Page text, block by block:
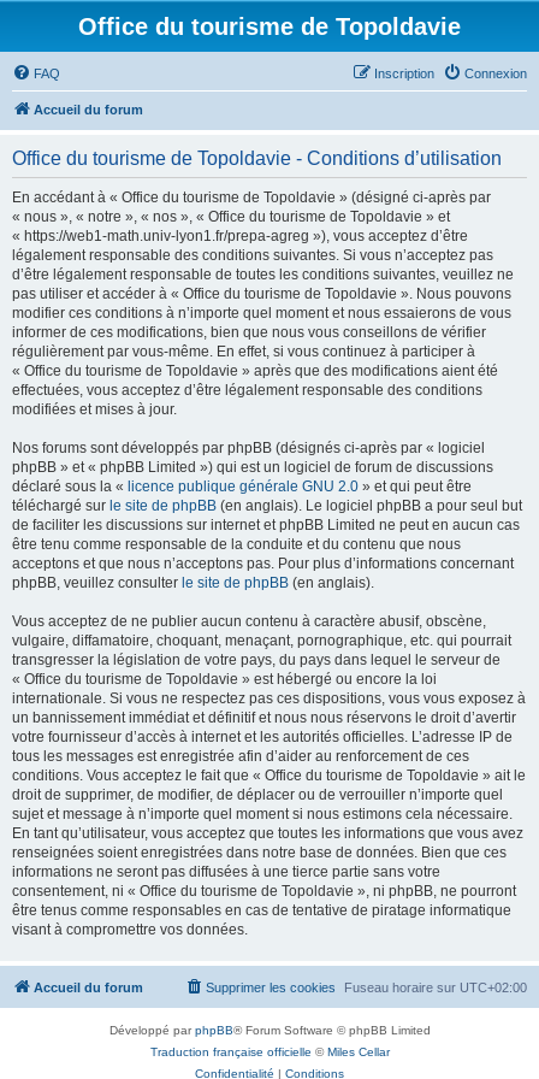
Office du tourisme de Topoldavie
FAQ Connexion
Inscription
Accueil du forum
Office du tourisme de Topoldavie - Conditions d’utilisation
En accédant à « Office du tourisme de Topoldavie » (désigné ci-après par
« nous », « notre », « nos », « Office du tourisme de Topoldavie » et
« https://web1-math.univ-lyon1.fr/prepa-agreg »), vous acceptez d’être
légalement responsable des conditions suivantes. Si vous n’acceptez pas
d’être légalement responsable de toutes les conditions suivantes, veuillez ne
pas utiliser et accéder à « Office du tourisme de Topoldavie ». Nous pouvons
modifier ces conditions à n’importe quel moment et nous essaierons de vous
informer de ces modifications, bien que nous vous conseillons de vérifier
régulièrement par vous-même. En effet, si vous continuez à participer à
« Office du tourisme de Topoldavie » après que des modifications aient été
effectuées, vous acceptez d’être légalement responsable des conditions
modifiées et mises à jour.
Nos forums sont développés par phpBB (désignés ci-après par « logiciel
phpBB » et « phpBB Limited ») qui est un logiciel de forum de discussions
déclaré sous la « licence publique générale GNU 2.0 » et qui peut être
téléchargé sur le site de phpBB (en anglais). Le logiciel phpBB a pour seul but
de faciliter les discussions sur internet et phpBB Limited ne peut en aucun cas
être tenu comme responsable de la conduite et du contenu que nous
acceptons et que nous n’acceptons pas. Pour plus d’informations concernant
phpBB, veuillez consulter le site de phpBB (en anglais).
Vous acceptez de ne publier aucun contenu à caractère abusif, obscène,
vulgaire, diffamatoire, choquant, menaçant, pornographique, etc. qui pourrait
transgresser la législation de votre pays, du pays dans lequel le serveur de
« Office du tourisme de Topoldavie » est hébergé ou encore la loi
internationale. Si vous ne respectez pas ces dispositions, vous vous exposez à
un bannissement immédiat et définitif et nous nous réservons le droit d’avertir
votre fournisseur d’accès à internet et les autorités officielles. L’adresse IP de
tous les messages est enregistrée afin d’aider au renforcement de ces
conditions. Vous acceptez le fait que « Office du tourisme de Topoldavie » ait le
droit de supprimer, de modifier, de déplacer ou de verrouiller n’importe quel
sujet et message à n’importe quel moment si nous estimons cela nécessaire.
En tant qu’utilisateur, vous acceptez que toutes les informations que vous avez
renseignées soient enregistrées dans notre base de données. Bien que ces
informations ne seront pas diffusées à une tierce partie sans votre
consentement, ni « Office du tourisme de Topoldavie », ni phpBB, ne pourront
être tenus comme responsables en cas de tentative de piratage informatique
visant à compromettre vos données.
Accueil du forum Fuseau horaire sur UTC+02:00
Supprimer les cookies
Développé parphpBB® Forum Software © phpBB Limited
Traduction française officielle ©Miles Cellar
Confidentialité | Conditions